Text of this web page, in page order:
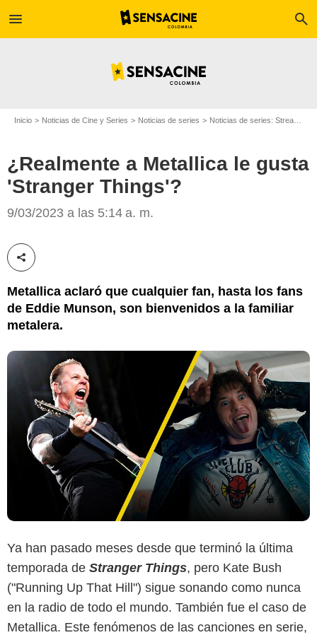
menu search
Inicio Noticias de Cine y Series Noticias de series Noticias de series: Streaming
¿Realmente a Metallica le gusta
'Stranger Things'?
9/03/2023 a las 5:14 a. m.
Compartir esta noticia
Metallica aclaró que cualquier fan, hasta los fans
de Eddie Munson, son bienvenidos a la familiar
metalera.
Sensacine
Ya han pasado meses desde que terminó la última
temporada de Stranger Things, pero Kate Bush
("Running Up That Hill") sigue sonando como nunca
en la radio de todo el mundo. También fue el caso de
Metallica. Este fenómenos de las canciones en serie,